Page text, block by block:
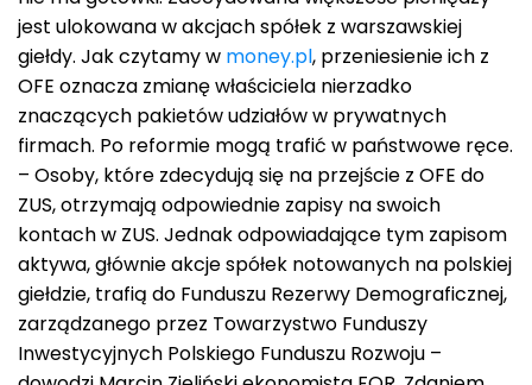
jest ulokowana w akcjach spółek z warszawskiej
giełdy. Jak czytamy w money.pl, przeniesienie ich z
OFE oznacza zmianę właściciela nierzadko
znaczących pakietów udziałów w prywatnych
firmach. Po reformie mogą trafić w państwowe ręce.
– Osoby, które zdecydują się na przejście z OFE do
ZUS, otrzymają odpowiednie zapisy na swoich
kontach w ZUS. Jednak odpowiadające tym zapisom
aktywa, głównie akcje spółek notowanych na polskiej
giełdzie, trafią do Funduszu Rezerwy Demograficznej,
zarządzanego przez Towarzystwo Funduszy
Inwestycyjnych Polskiego Funduszu Rozwoju –